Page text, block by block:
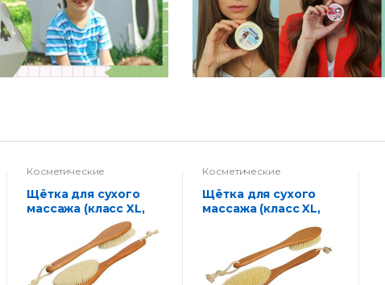
Косметические
Щётка для сухого
массажа (класс XL,
синтетическое
Косметические
Щётка для сухого
массажа (класс XL,